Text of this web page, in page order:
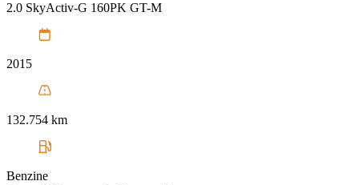
2.0 SkyActiv-G 160PK GT-M
2015
132.754 km
Benzine